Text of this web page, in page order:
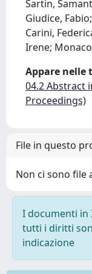
Sartin,
Giudice,
Carini,
Irene; Monaco
Appare nelle
04.2 Abstract
Proceedings)
File in questo
Non ci sono file
I documenti in
tutti i diritti
indicazione